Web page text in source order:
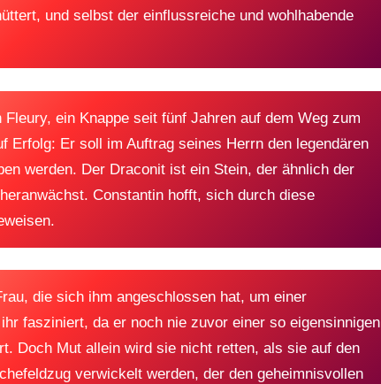
und selbst der einflussreiche und wohlhabende
ein Knappe seit fünf Jahren auf dem Weg zum
Erfolg: Er soll im Auftrag seines Herrn den legendären
werden. Der Draconit ist ein Stein, der ähnlich der
Constantin hofft, sich durch diese
die sich ihm angeschlossen hat, um einer
fasziniert, da er noch nie zuvor einer so eigensinnigen
Doch Mut allein wird sie nicht retten, als sie auf den
verwickelt werden, der den geheimnisvollen